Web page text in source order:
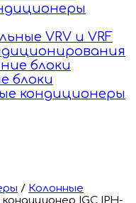
VRV и VRF
блоки
блоки
кондиционеры
/ Колонные
IGC IPH-